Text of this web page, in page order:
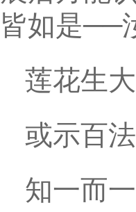
皆如是──
莲花生
或示百
知一而